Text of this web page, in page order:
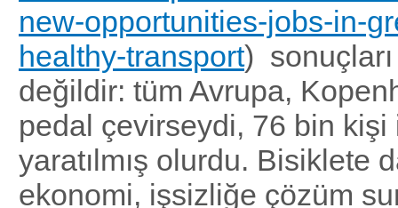
new-opportunities-jobs-in-
healthy-transport)
değildir: tüm Avrupa,
pedal çevirseydi, 76 bin kişi
yaratılmış olurdu. Bisiklete
ekonomi, işsizliğe çözüm